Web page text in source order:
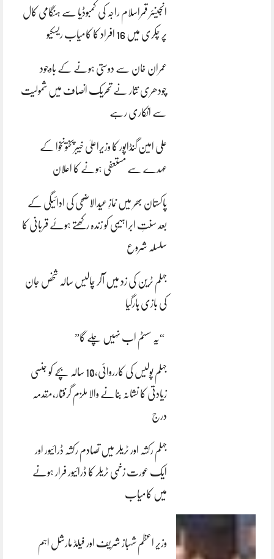
انجینئر قمراسلام راجہ کی کمبوڈیا سے ہنگامی کال
پر چکری میں 16 افراد کا کامیاب ریسکیو
عمران خان سے دوستی ہونے کے باوجود
چودھری نثار نے تحریک انصاف میں شمولیت
سے انکاری رہے
علی امین گنڈاپور کا وزیراعلیٰ خیبرپختونخوا کے
عہدے سے مستعفی ہونے کا اعلان
پاکستان بھر میں نمازِ عیدالاضحی کی ادائیگی کے
بعد سنتِ ابراہیمی کو زندہ رکھتے ہوئے قربانی کا
سلسلہ شروع
جہلم ٹرین کی زد میں آکر چالیس سالہ شخص جان
کی بازی ہارگیا
“یہ سسٹم اب نہیں چلے گا”
جہلم پولیس کی کارروائی،10 سالہ بچے کو جنسی
زیادتی کا نشانہ بنانے والا ملزم گرفتار،مقدمہ
درج
جہلم رکشہ اور ٹریلر میں تصادم رکشہ ڈرائیور اور
ایک عورت زخمی ٹریلر کا ڈرائیور فرار ہونے
میں کامیاب
وزیر اعظم شہباز شریف اور فیلڈ مارشل اہم